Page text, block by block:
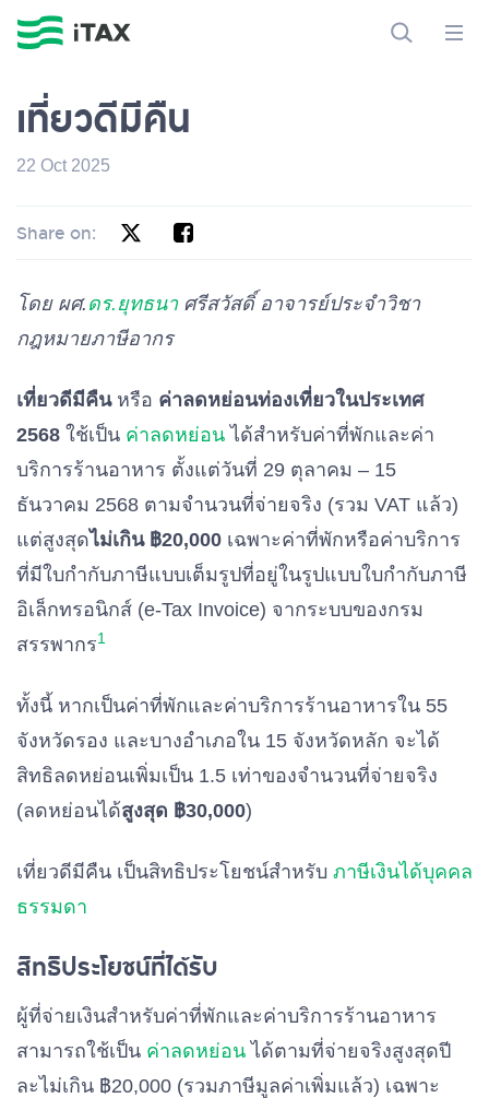
เที่ยวดีมีคืน
22 Oct 2025
Share on:
โดย ผศ. ดร.ยุทธนาศรีสวัสดิ์ อาจารย์ประจำวิชา
กฎหมายภาษีอากร
เที่ยวดีมีคืน หรือ ค่าลดหย่อนท่องเที่ยวในประเทศ
2568 ใช้เป็น ค่าลดหย่อน ได้สำหรับค่าที่พักและค่า
บริการร้านอาหาร ตั้งแต่วันที่ 29 ตุลาคม – 15
ธันวาคม 2568 ตามจำนวนที่จ่ายจริง (รวม VAT แล้ว)
แต่สูงสุดไม่เกิน ฿20,000 เฉพาะค่าที่พักหรือค่าบริการ
ที่มีใบกำกับภาษีแบบเต็มรูปที่อยู่ในรูปแบบใบกำกับภาษี
อิเล็กทรอนิกส์ (e-Tax Invoice) จากระบบของกรม
สรรพากร1
ทั้งนี้ หากเป็นค่าที่พักและค่าบริการร้านอาหารใน 55
จังหวัดรอง และบางอำเภอใน 15 จังหวัดหลัก จะได้
สิทธิลดหย่อนเพิ่มเป็น 1.5 เท่าของจำนวนที่จ่ายจริง
(ลดหย่อนได้สูงสุด ฿30,000)
เที่ยวดีมีคืน เป็นสิทธิประโยชน์สำหรับ ภาษีเงินได้บุคคล
ธรรมดา
สิทธิประโยชน์ที่ได้รับ
ผู้ที่จ่ายเงินสำหรับค่าที่พักและค่าบริการร้านอาหาร
สามารถใช้เป็น ค่าลดหย่อน ได้ตามที่จ่ายจริงสูงสุดปี
ละไม่เกิน ฿20,000 (รวมภาษีมูลค่าเพิ่มแล้ว) เฉพาะ